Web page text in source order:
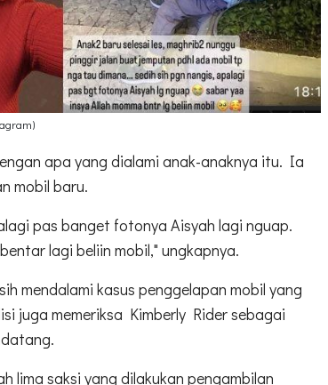
apa yang dialami anak-anaknya itu. Ia
mobil baru.
pas banget fotonya Aisyah lagi nguap.
lagi beliin mobil," ungkapnya.
mendalami kasus penggelapan mobil yang
juga memeriksa Kimberly Rider sebagai
lima saksi yang dilakukan pengambilan